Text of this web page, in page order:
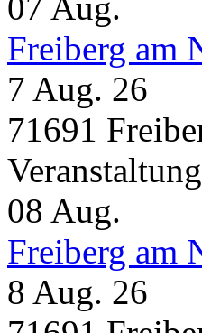
Freiberg am
7 Aug. 26
71691
08 Aug.
Freiberg am
8 Aug. 26